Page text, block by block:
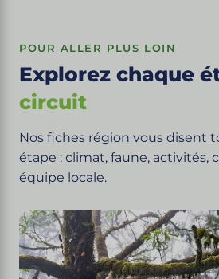
POUR ALLER PLUS LOIN
Explorez chaque
circuit
Nos fiches région vous disent
étape : climat, faune, activités,
équipe locale.